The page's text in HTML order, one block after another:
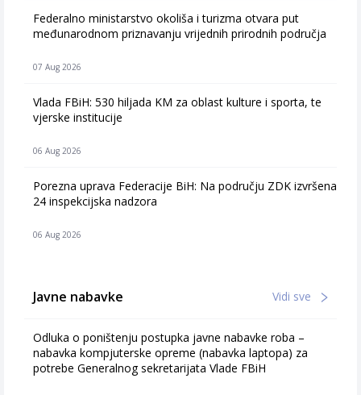
Federalno ministarstvo okoliša i turizma otvara put
međunarodnom priznavanju vrijednih prirodnih područja
07 Aug 2026
Vlada FBiH: 530 hiljada KM za oblast kulture i sporta, te
vjerske institucije
06 Aug 2026
Porezna uprava Federacije BiH: Na području ZDK izvršena
24 inspekcijska nadzora
06 Aug 2026
Javne nabavke Vidi sve
Odluka o poništenju postupka javne nabavke roba –
nabavka kompjuterske opreme (nabavka laptopa) za
potrebe Generalnog sekretarijata Vlade FBiH